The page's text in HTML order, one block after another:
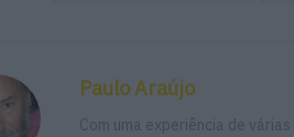
Paulo Araújo
Com uma experiência de